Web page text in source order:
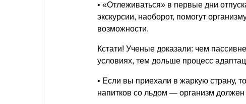
• «Отлеживаться» в первые дни
экскурсии, наоборот, помогут
возможности.
Кстати! Ученые доказали: чем
условиях, тем дольше процесс
• Если вы приехали в жаркую страну,
напитков со льдом — организм должен